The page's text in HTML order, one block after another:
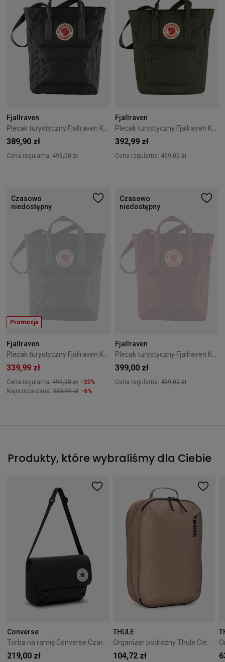
Fjallraven
389,90 zł
Cena regularna: 499,00 zł
Fjallraven
392,99 zł
Cena regularna: 499,00 zł
Czasowo
niedostępny
Promocja
Fjallraven
339,99 zł
Cena regularna: 499,00 zł -32%
Najniższa cena: 363,99 zł -6%
Czasowo
niedostępny
Fjallraven
399,00 zł
Cena regularna: 499,00 zł
Produkty, które wybraliśmy dla Ciebie
Converse
219,00 zł
THULE
104,72 zł